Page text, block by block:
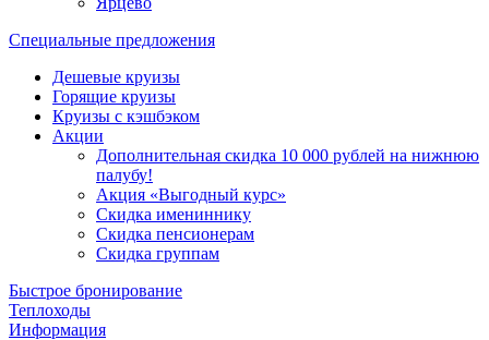
Специальные предложения
Дешевые круизы
Горящие круизы
Круизы с кэшбэком
Акции
Дополнительная скидка 10 000 рублей на нижнюю
палубу!
Акция «Выгодный курс»
Скидка имениннику
Скидка пенсионерам
Скидка группам
Быстрое бронирование
Теплоходы
Информация